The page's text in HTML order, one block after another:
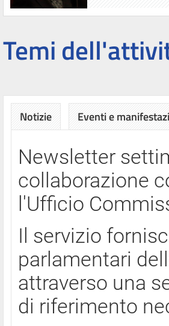
Temi
Notizie Eventi e
Newsletter
collaborazione
l'Ufficio
Il servizio
parlamentari
attraverso una
di riferimento